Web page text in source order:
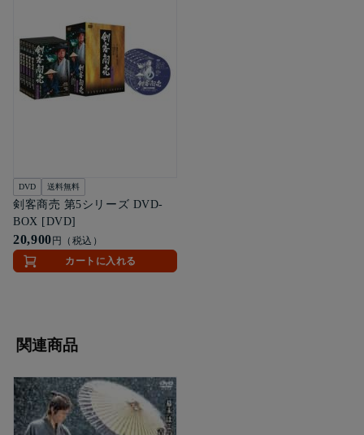
DVD 送料無料
剣客商売 第5シリーズ DVD-
BOX [DVD]
20,900 円（税込）
カートに入れる
関連商品